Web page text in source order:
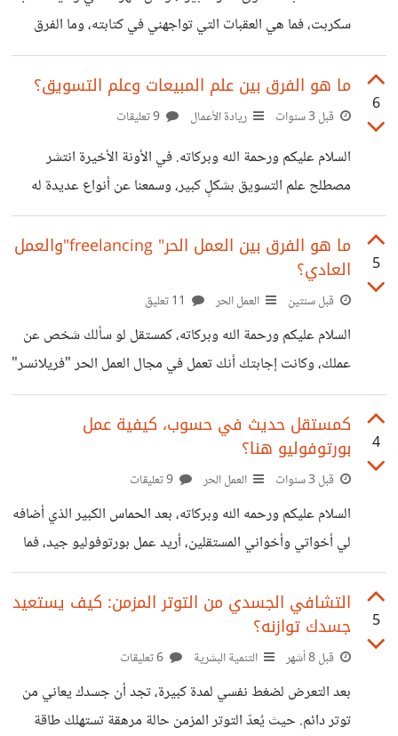
سكربت، فما هي العقبات التي تواجهني في كتابته، وما الفرق
بينه وبين المحتوى؟
6
ما هو الفرق بين علم المبيعات وعلم التسويق؟
قبل 3 سنوات ريادة الأعمال
السلام عليكم ورحمة الله وبركاته. في الأونة الأخيرة انتشر
مصطلح علم التسويق بشكلٍ كبير، وسمعنا عن أنواع عديدة له
منها الآتي: التسويق التقليدي، التسويق الرقمي، التسويق
التجاري، التسويق الاجتماعي، والتسويق بالتجزئة وغيرها الكثير،
لكن قلما نسمع عن علم المبيعات، فعملية البيع هي العملية المكملة
لعملية التسويق، حيث يشمل علم المبيعات مجموعة واسعة من
المفاهيم والمهارات، بما في ذلك تحليل سوق المبيعات، وتطوير
استراتيجيات التسويق، وإدارة عمليات البيع والترويج، وإقامة
من ذلك،
5
ما هو الفرق بين العمل الحر" freelancing"والعمل
العادي؟
قبل سنتين العمل الحر
السلام عليكم ورحمة الله وبركاته، كمستقل لو سألك شخص عن
عملك، وكانت إجابتك أنك تعمل في مجال العمل الحر "فريلانسر"
للوهلة الأولى سيتعجب ويستنكر، لذا لابد أن تشرح له الفرق بين
العمل الحر والعمل العادي. العمل الحر: هو العمل الذي يقوم به
الشخص لحسابه الخاص، حيث يمكنه تقديم خدماته أو بيع
الذي يتم بموجب عقد عمل مع شركة أو مؤسسة، حيث يكون
الشخص موظفًا يتلقى راتبًا ثابتًا مقابل القيام
4
كمستقل حديث في حسوب، كيفية عمل
بورتوفوليو هنا؟
قبل 3 سنوات العمل الحر
السلام عليكم ورحمه الله وبركاته، بعد الحماس الكبير الذي أضافه
لي أخواتي وأخواني المستقلين، أريد عمل بورتوفوليو جيد، فما
نصيحتكم لي قبل البدء في عمله، خاصةً أن كل أعمالي السابقة
غير مسجلة عندي؟
5
التشافي الجسدي من التوتر المزمن: كيف يستعيد
جسدك توازنه؟
قبل 8 أشهر التنمية البشرية
بعد التعرض لضغط نفسي لمدة كبيرة، تجد أن جسدك يعاني من
توتر دائم. حيث يُعدّ التوتر المزمن حالة مرهقة تستهلك طاقة